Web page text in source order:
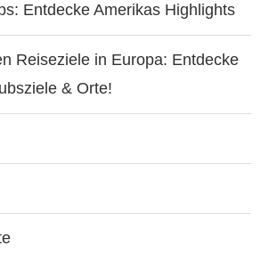
Entdecke Amerikas Highlights
Reiseziele in Europa: Entdecke
& Orte!